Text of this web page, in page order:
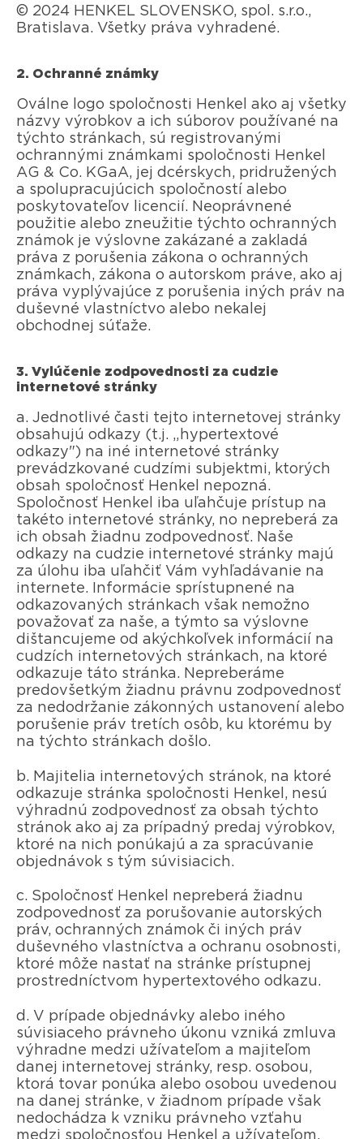
© 2024 HENKEL SLOVENSKO, spol. s.r.o.,
Bratislava. Všetky práva vyhradené.
2. Ochranné známky
Oválne logo spoločnosti Henkel ako aj všetky
názvy výrobkov a ich súborov používané na
týchto stránkach, sú registrovanými
ochrannými známkami spoločnosti Henkel
AG & Co. KGaA, jej dcérskych, pridružených
a spolupracujúcich spoločností alebo
poskytovateľov licencií. Neoprávnené
použitie alebo zneužitie týchto ochranných
známok je výslovne zakázané a zakladá
práva z porušenia zákona o ochranných
známkach, zákona o autorskom práve, ako aj
práva vyplývajúce z porušenia iných práv na
duševné vlastníctvo alebo nekalej
obchodnej súťaže.
3. Vylúčenie zodpovednosti za cudzie
internetové stránky
a. Jednotlivé časti tejto internetovej stránky
obsahujú odkazy (t.j. „hypertextové
odkazy") na iné internetové stránky
prevádzkované cudzími subjektmi, ktorých
obsah spoločnosť Henkel nepozná.
Spoločnosť Henkel iba uľahčuje prístup na
takéto internetové stránky, no nepreberá za
ich obsah žiadnu zodpovednosť. Naše
odkazy na cudzie internetové stránky majú
za úlohu iba uľahčiť Vám vyhľadávanie na
internete. Informácie sprístupnené na
odkazovaných stránkach však nemožno
považovať za naše, a týmto sa výslovne
dištancujeme od akýchkoľvek informácií na
cudzích internetových stránkach, na ktoré
odkazuje táto stránka. Nepreberáme
predovšetkým žiadnu právnu zodpovednosť
za nedodržanie zákonných ustanovení alebo
porušenie práv tretích osôb, ku ktorému by
na týchto stránkach došlo.
b. Majitelia internetových stránok, na ktoré
odkazuje stránka spoločnosti Henkel, nesú
výhradnú zodpovednosť za obsah týchto
stránok ako aj za prípadný predaj výrobkov,
ktoré na nich ponúkajú a za spracúvanie
objednávok s tým súvisiacich.
c. Spoločnosť Henkel nepreberá žiadnu
zodpovednosť za porušovanie autorských
práv, ochranných známok či iných práv
duševného vlastníctva a ochranu osobnosti,
ktoré môže nastať na stránke prístupnej
prostredníctvom hypertextového odkazu.
d. V prípade objednávky alebo iného
súvisiaceho právneho úkonu vzniká zmluva
výhradne medzi užívateľom a majiteľom
danej internetovej stránky, resp. osobou,
ktorá tovar ponúka alebo osobou uvedenou
na danej stránke, v žiadnom prípade však
nedochádza k vzniku právneho vzťahu
medzi spoločnosťou Henkel a užívateľom.